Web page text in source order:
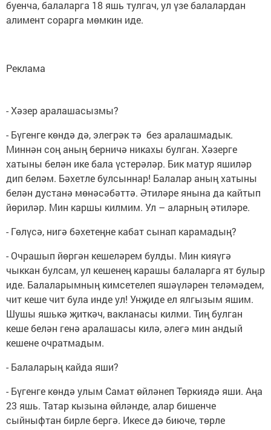
буенча, балаларга 18 яшь тулгач, ул үзе балалардан
алимент сорарга мөмкин иде.
Реклама
- Хәзер аралашасызмы?
- Бүгенге көндә дә, элегрәк тә без аралашмадык.
Миннән соң аның берничә никахы булган. Хәзерге
хатыны белән ике бала үстерәләр. Бик матур яшиләр
дип беләм. Бәхетле булсыннар! Балалар аның хатыны
белән дустанә мөнәсәбәттә. Әтиләре янына да кайтып
йөриләр. Мин каршы килмим. Ул – аларның әтиләре.
- Гөлүсә, нигә бәхетеңне кабат сынап карамадың?
- Очрашып йөргән кешеләрем булды. Мин кияүгә
чыккан булсам, ул кешенең карашы балаларга ят булыр
иде. Балаларымның кимсетелеп яшәүләрен теләмәдем,
чит кеше чит була инде ул! Унҗиде ел ялгызым яшим.
Шушы яшькә җиткәч, вакланасы килми. Тиң булган
кеше белән генә аралашасы килә, әлегә мин андый
кешене очратмадым.
- Балаларың кайда яши?
- Бүгенге көндә улым Самат өйләнеп Төркиядә яши. Аңа
23 яшь. Татар кызына өйләнде, алар бишенче
сыйныфтан бирле бергә. Икесе дә биюче, төрле